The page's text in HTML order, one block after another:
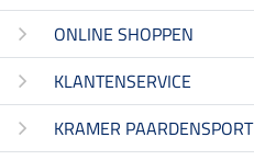
ONLINE SHOPPEN
KLANTENSERVICE
KRAMER PAARDENSPORT